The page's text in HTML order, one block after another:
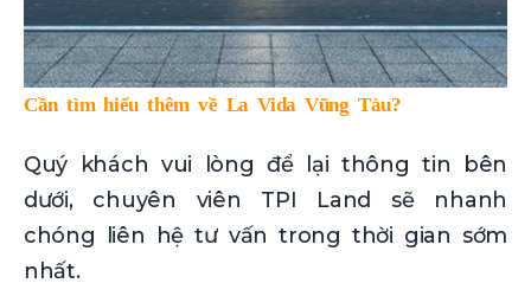
Cần tìm hiểu thêm về La Vida Vũng Tàu?
Quý khách vui lòng để lại thông tin bên
dưới, chuyên viên TPI Land sẽ nhanh
chóng liên hệ tư vấn trong thời gian sớm
nhất.